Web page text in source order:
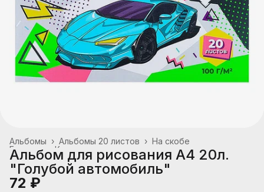
На скобе
Альбомы 20 листов ›
Альбомы ›
Канцтовары, школьные принадлежности
Главная
Альбом для рисования А4 20л.
"Голубой автомобиль"
72 ₽